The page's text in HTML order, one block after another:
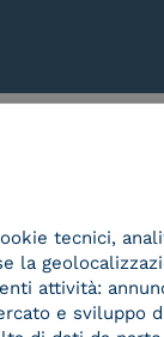
tecnici,
la
attività:
e sviluppo